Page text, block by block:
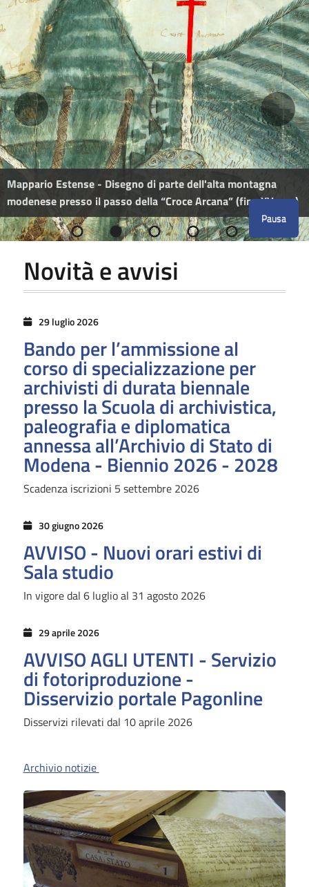
Mappario Estense - Disegno di parte dell'alta montagna
modenese presso il passo della “Croce Arcana” (fine XV sec​.)
Pausa
Novità e avvisi
29 luglio 2026
Bando per l’ammissione al
corso di specializzazione per
archivisti di durata biennale
presso la Scuola di archivistica,
paleografia e diplomatica
annessa all’Archivio di Stato di
Modena - Biennio 2026 - 2028
Scadenza iscrizioni 5 settembre 2026
30 giugno 2026
AVVISO - Nuovi orari estivi di
Sala studio
In vigore dal 6 luglio al 31 agosto 2026
29 aprile 2026
AVVISO AGLI UTENTI - Servizio
di fotoriproduzione -
Disservizio portale Pagonline
Disservizi rilevati dal 10 aprile 2026
Archivio notizie